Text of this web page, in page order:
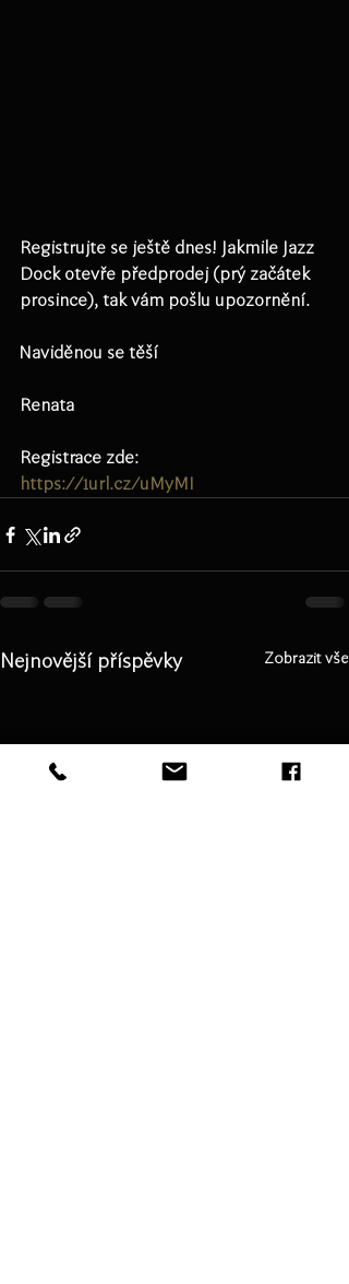
Registrujte se ještě dnes! Jakmile Jazz
Dock otevře předprodej (prý začátek
prosince), tak vám pošlu upozornění.
Naviděnou se těší
Renata
Registrace zde:
https://1url.cz/uMyMI
Nejnovější příspěvky Zobrazit vše